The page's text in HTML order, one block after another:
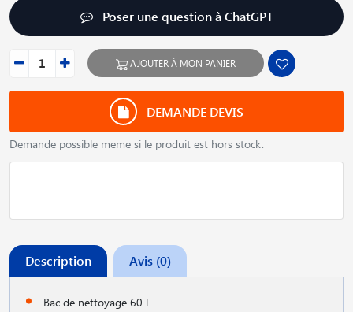
Poser une question à ChatGPT
AJOUTER À MON PANIER
DEMANDE DEVIS
Demande possible meme si le produit est hors stock.
Description Avis (0)
Bac de nettoyage 60 l